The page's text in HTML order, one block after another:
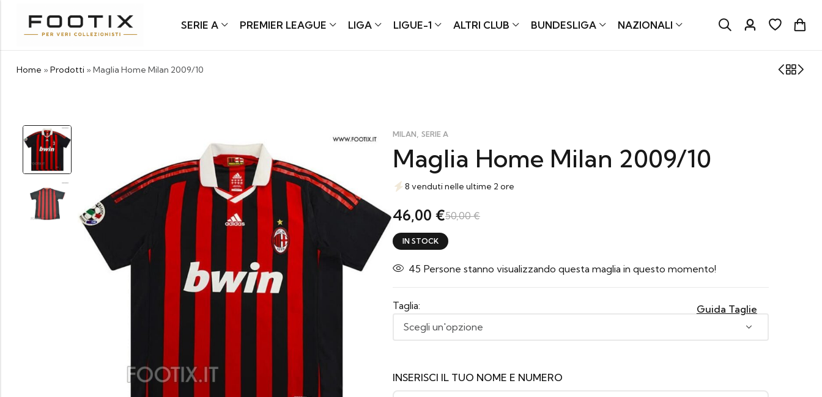
SERIE A PREMIER LEAGUE LIGA LIGUE-1 ALTRI CLUB BUNDESLIGA NAZIONALI
Home » Prodotti » Maglia Home Milan 2009/10
MILAN, SERIE A
Maglia Home Milan 2009/10
8 venduti nelle ultime 2 ore
46,00 €50,00€
IN STOCK
45 Persone stanno visualizzando questa maglia in questo momento!
Taglia: Guida Taglie
INSERISCI IL TUO NOME E NUMERO